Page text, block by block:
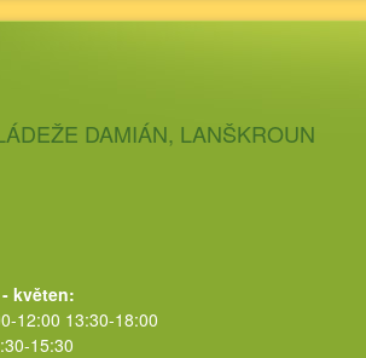
DAMIÁN, LANŠKROUN
květen:
12:00 13:30-18:00
15:30